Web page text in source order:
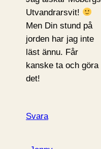
Utvandrarsvit!
Men Din stund på
jorden har jag inte
läst ännu. Får
kanske ta och göra
det!
Svara